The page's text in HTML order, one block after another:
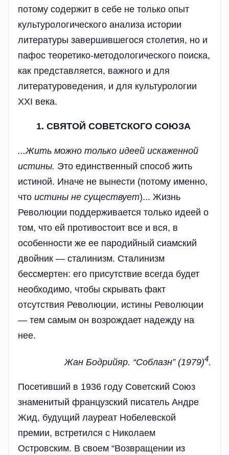
потому содержит в себе не только опыт
культурологического анализа истории
литературы завершившегося столетия, но и
пафос теоретико-методологического поиска,
как представляется, важного и для
литературоведения, и для культурологии
XXI века.
1. СВЯТОЙ СОВЕТСКОГО СОЮЗА
...Жить можно только идеей искаженной
истины. Это единственный способ жить
истиной. Иначе не вынести (потому именно,
что истины не существует)... Жизнь
Революции поддерживается только идеей о
том, что ей противостоит все и вся, в
особенности же ее пародийный сиамский
двойник — сталинизм. Сталинизм
бессмертен: его присутствие всегда будет
необходимо, чтобы скрывать факт
отсутствия Революции, истины Революции
— тем самым он возрождает надежду на
нее.
Жан Бодрийяр. “Соблазн” (1979)4.
Посетивший в 1936 году Советский Союз
знаменитый французский писатель Андре
Жид, будущий лауреат Нобелевской
премии, встретился с Николаем
Островским. В своем “Возвращении из